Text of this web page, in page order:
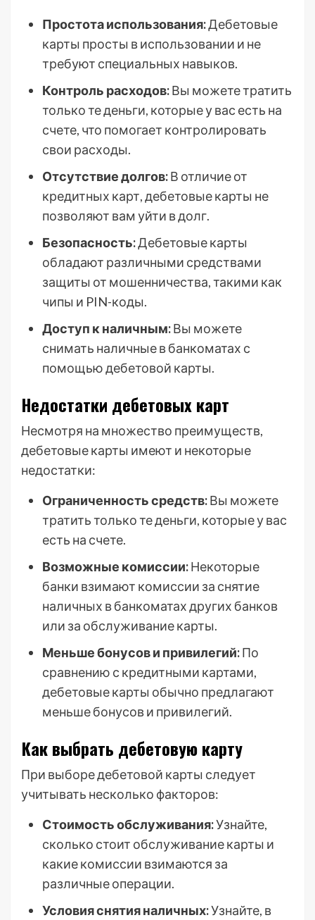
Простота использования:Дебетовые
карты просты в использовании и не
требуют специальных навыков.
Контроль расходов:Вы можете тратить
только те деньги, которые у вас есть на
счете, что помогает контролировать
свои расходы.
Отсутствие долгов:В отличие от
кредитных карт, дебетовые карты не
позволяют вам уйти в долг.
Безопасность:Дебетовые карты
обладают различными средствами
защиты от мошенничества, такими как
чипы и PIN-коды.
Доступ к наличным:Вы можете
снимать наличные в банкоматах с
помощью дебетовой карты.
Недостатки дебетовых карт
Несмотря на множество преимуществ,
дебетовые карты имеют и некоторые
недостатки:
Ограниченность средств:Вы можете
тратить только те деньги, которые у вас
есть на счете.
Возможные комиссии:Некоторые
банки взимают комиссии за снятие
наличных в банкоматах других банков
или за обслуживание карты.
Меньше бонусов и привилегий:По
сравнению с кредитными картами,
дебетовые карты обычно предлагают
меньше бонусов и привилегий.
Как выбрать дебетовую карту
При выборе дебетовой карты следует
учитывать несколько факторов:
Стоимость обслуживания:Узнайте,
сколько стоит обслуживание карты и
какие комиссии взимаются за
различные операции.
Условия снятия наличных:Узнайте, в